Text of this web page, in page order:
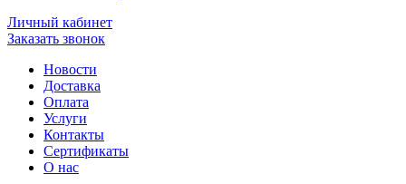
Личный кабинет
Заказать звонок
Новости
Доставка
Оплата
Услуги
Контакты
Cертификаты
О нас